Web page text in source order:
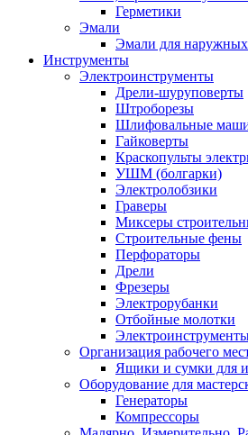
Герметики
Эмали
Эмали для
Инструменты
Электроинструменты
Дрели-шуруповерты
Штроборезы
Шлифовальные
Гайковерты
Краскопульты
УШМ (болгарки)
Электролобзики
Граверы
Миксеры
Строительные фены
Перфораторы
Дрели
Фрезеры
Электрорубанки
Отбойные молотки
Организация рабочего
Ящики и сумки для
Оборудование для
Генераторы
Компрессоры